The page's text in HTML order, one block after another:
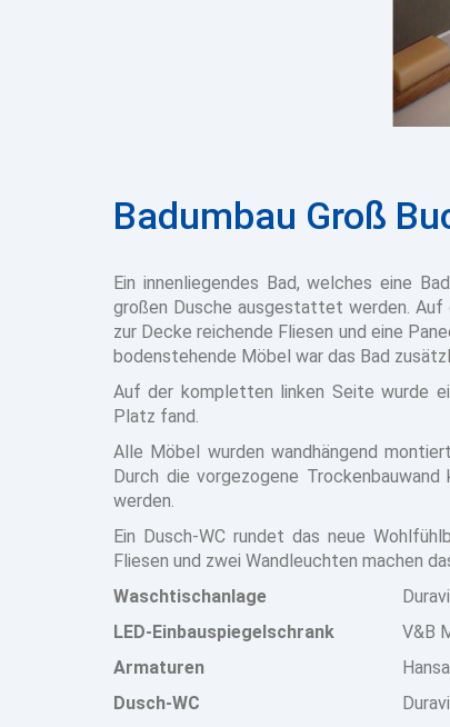
Badumbau Groß
Ein innenliegendes Bad, welches eine
großen Dusche ausgestattet werden.
zur Decke reichende Fliesen und eine
bodenstehende Möbel war das Bad
Auf der kompletten linken Seite wurde
Platz fand.
Alle Möbel wurden wandhängend
Durch die vorgezogene
werden.
Ein Dusch-WC rundet das neue
Fliesen und zwei Wandleuchten machen
Waschtischanlage
LED-Einbauspiegelschrank
V&B
Armaturen
Dusch-WC